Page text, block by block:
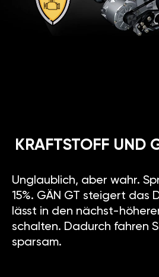
KRAFTSTOFF UND
Unglaublich, aber wahr.
15%. GÄN GT steigert das
lässt in den nächst-
schalten. Dadurch fahren
sparsam.